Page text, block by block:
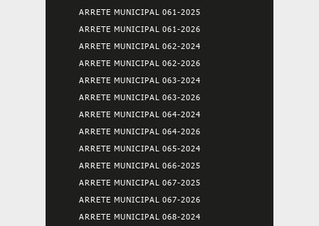
ARRETE MUNICIPAL 061-2025
ARRETE MUNICIPAL 061-2026
ARRETE MUNICIPAL 062-2024
ARRETE MUNICIPAL 062-2026
ARRETE MUNICIPAL 063-2024
ARRETE MUNICIPAL 063-2026
ARRETE MUNICIPAL 064-2024
ARRETE MUNICIPAL 064-2026
ARRETE MUNICIPAL 065-2024
ARRETE MUNICIPAL 066-2025
ARRETE MUNICIPAL 067-2025
ARRETE MUNICIPAL 067-2026
ARRETE MUNICIPAL 068-2024